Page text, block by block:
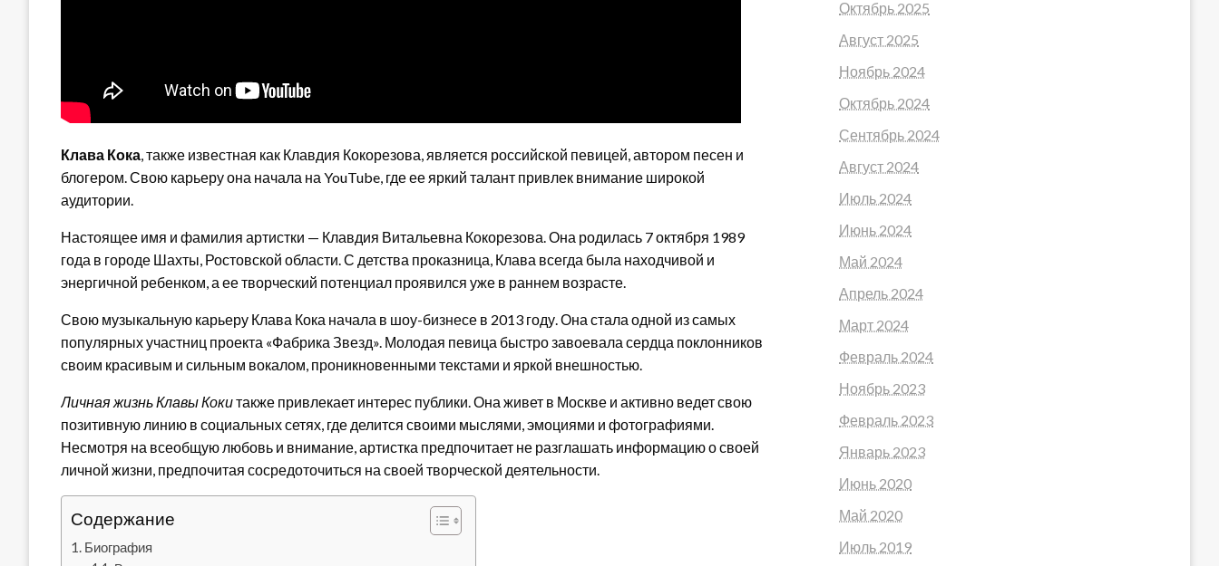
Клава Кока, также известная как Клавдия Кокорезова, является российской певицей, автором песен и
блогером. Свою карьеру она начала на YouTube, где ее яркий талант привлек внимание широкой
аудитории.
Настоящее имя и фамилия артистки — Клавдия Витальевна Кокорезова. Она родилась 7 октября 1989
года в городе Шахты, Ростовской области. С детства проказница, Клава всегда была находчивой и
энергичной ребенком, а ее творческий потенциал проявился уже в раннем возрасте.
Свою музыкальную карьеру Клава Кока начала в шоу-бизнесе в 2013 году. Она стала одной из самых
популярных участниц проекта «Фабрика Звезд». Молодая певица быстро завоевала сердца поклонников
своим красивым и сильным вокалом, проникновенными текстами и яркой внешностью.
Личная жизнь Клавы Кокитакже привлекает интерес публики. Она живет в Москве и активно ведет свою
позитивную линию в социальных сетях, где делится своими мыслями, эмоциями и фотографиями.
Несмотря на всеобщую любовь и внимание, артистка предпочитает не разглашать информацию о своей
личной жизни, предпочитая сосредоточиться на своей творческой деятельности.
Содержание
Биография
Октябрь 2025
Август 2025
Ноябрь 2024
Октябрь 2024
Сентябрь 2024
Август 2024
Июль 2024
Июнь 2024
Май 2024
Апрель 2024
Март 2024
Февраль 2024
Ноябрь 2023
Февраль 2023
Январь 2023
Июнь 2020
Май 2020
Июль 2019